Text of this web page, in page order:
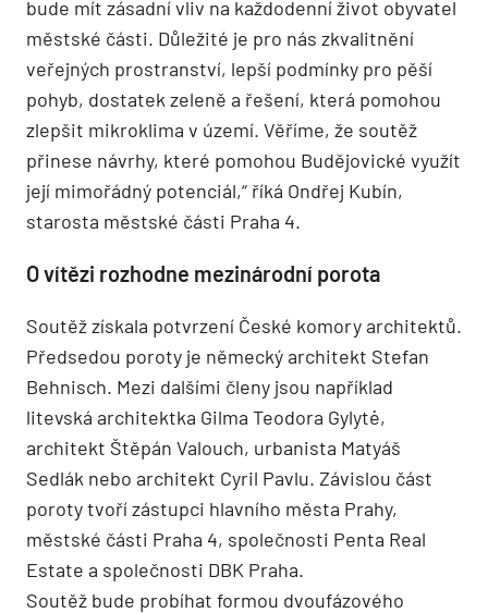
bude mít zásadní vliv na každodenní život obyvatel
městské části. Důležité je pro nás zkvalitnění
veřejných prostranství, lepší podmínky pro pěší
pohyb, dostatek zeleně a řešení, která pomohou
zlepšit mikroklima v území. Věříme, že soutěž
přinese návrhy, které pomohou Budějovické využít
její mimořádný potenciál,“ říká Ondřej Kubín,
starosta městské části Praha 4.
O vítězi rozhodne mezinárodní porota
Soutěž získala potvrzení České komory architektů.
Předsedou poroty je německý architekt Stefan
Behnisch. Mezi dalšími členy jsou například
litevská architektka Gilma Teodora Gylytė,
architekt Štěpán Valouch, urbanista Matyáš
Sedlák nebo architekt Cyril Pavlu. Závislou část
poroty tvoří zástupci hlavního města Prahy,
městské části Praha 4, společnosti Penta Real
Estate a společnosti DBK Praha.
Soutěž bude probíhat formou dvoufázového